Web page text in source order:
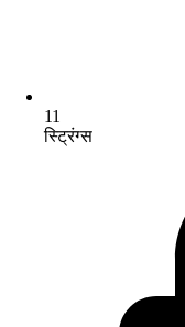
11
स्ट्रिंग्स